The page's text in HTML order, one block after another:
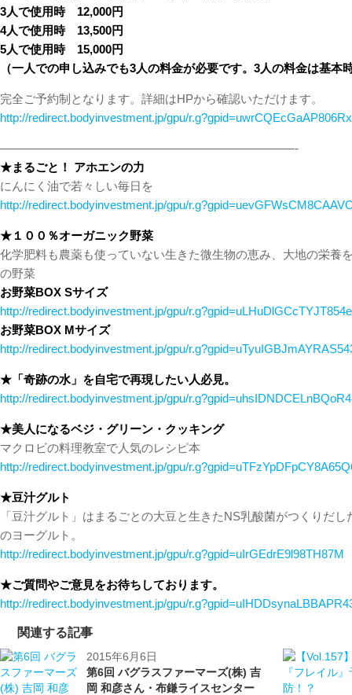
3人で使用時 12,000円
4人で使用時 13,500円
5人で使用時 15,000円
（一人での申し込みでも3人の料金が必要です。3人の料金は基本
完全ご予約制となります。詳細はHPから確認いただけます。
http://redirect.bodyinvestment.jp/gpu/
—————————————————————————-
★まるごと！ アホエンの力
にんにく油で若々しい毎日を
http://redirect.bodyinvestment.jp/gpu/
★１００％オーガニック野菜
化学肥料も農薬も使っていない生きた微生物の恵み、大地の栄養
の野菜
お野菜BOX Sサイズ
http://redirect.bodyinvestment.jp/gpu/r.g?gpid=uLHuDlGCcTYJT854e
お野菜BOX Mサイズ
http://redirect.bodyinvestment.jp/gpu/
★「奇跡の水」を自宅で再現したい人必見。
http://redirect.bodyinvestment.jp/gpu/
★美人になるベジ・グリーン・クッキング
マクロビの料理教室で人気のレシピ本
http://redirect.bodyinvestment.jp/gpu/
★豆汁グルト
「豆汁グルト」はまるごとの大豆と生きたNS乳酸菌がつくりだ
のヨーグルト。
http://redirect.bodyinvestment.jp/gpu/r.g?gpid=uIrGEdrE9l98TH87M
★ご質問やご意見をお待ちしております。
http://redirect.bodyinvestment.jp/gpu/
関連する記事
2015年6月6日
第6回 バグラスファーマーズ(株) 吉
岡 和彦さん・布鎌ライスセンター